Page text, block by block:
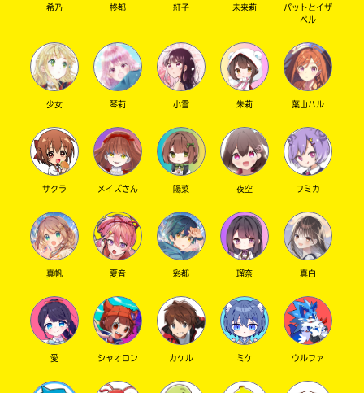
オフィシャルアカウント
SNSでシェアする
希乃 柊都 紅子 未来莉
パットとイザ
ベル
少女 琴莉 小雪 朱莉 葉山ハル
サクラ メイズさん 陽菜 夜空 フミカ
真帆 夏音 彩都 瑠奈 真白
愛 シャオロン カケル ミケ ウルファ